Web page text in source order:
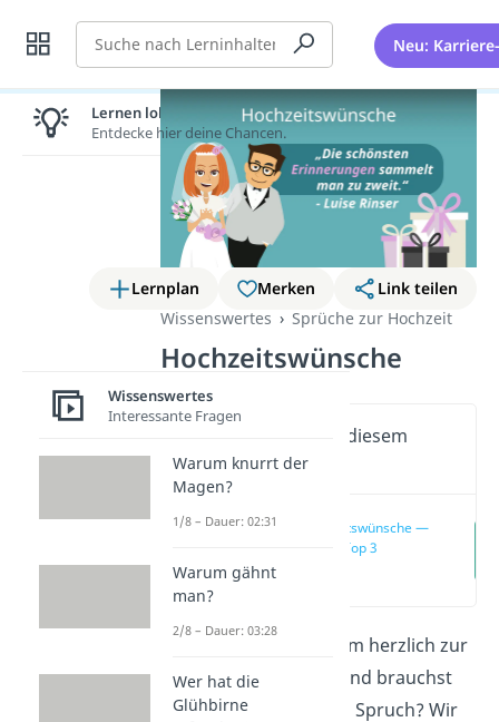
Suche Neu:
Lernplan Merken
Link teilen
Wissenswertes
Sprüche zur Hochzeit
Hochzeitswünsche
Wichtige Inhalte in diesem
Video
Hochzeitswünsche —
unsere Top 3
Du möchtest jemandem herzlich zur
Hochzeit gratulieren und brauchst
noch einen passenden Spruch? Wir
Lernen lohnt sich!
Entdecke hier deine Chancen.
Wissenswertes
Interessante Fragen
Warum knurrt der
Magen?
1/8 – Dauer: 02:31
Warum gähnt
man?
2/8 – Dauer: 03:28
Wer hat die
Glühbirne